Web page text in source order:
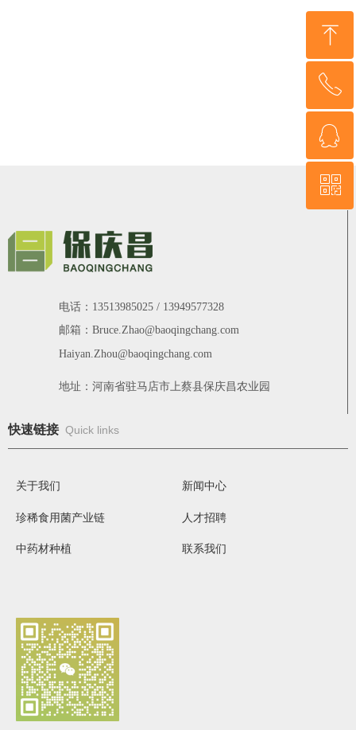
电话： 13513985025 / 13949577328
邮箱：Bruce.Zhao@baoqingchang.com
Haiyan.Zhou@baoqingchang.com
地址：河南省驻马店市上蔡县保庆昌农业园
快速链接 Quick links
关于我们
珍稀食用菌产业链
中药材种植
新闻中心
人才招聘
联系我们
ꁸ
回到顶部
ꂅ
ꁗ
QQ客服
ꀥ